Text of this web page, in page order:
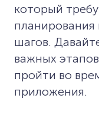
который
шагов.
важных
пройти во
приложения.